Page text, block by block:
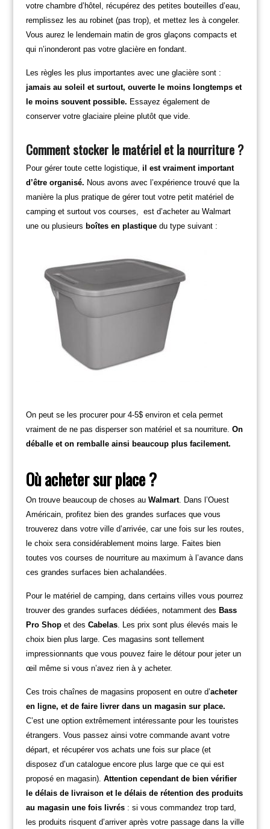
votre chambre d’hôtel, récupérez des petites bouteilles d’eau,
remplissez les au robinet (pas trop), et mettez les à congeler.
Vous aurez le lendemain matin de gros glaçons compacts et
qui n’inonderont pas votre glacière en fondant.
Les règles les plus importantes avec une glacière sont :
jamais au soleil et surtout, ouverte le moins longtemps et
le moins souvent possible. Essayez également de
conserver votre glaciaire pleine plutôt que vide.
Comment stocker le matériel et la nourriture ?
Pour gérer toute cette logistique, il est vraiment important
d’être organisé. Nous avons avec l’expérience trouvé que la
manière la plus pratique de gérer tout votre petit matériel de
camping et surtout vos courses, est d’acheter au Walmart
une ou plusieurs boîtes en plastiquedu type suivant :
On peut se les procurer pour 4-5$ environ et cela permet
vraiment de ne pas disperser son matériel et sa nourriture. On
déballe et on remballe ainsi beaucoup plus facilement.
Où acheter sur place ?
On trouve beaucoup de choses au Walmart. Dans l’Ouest
Américain, profitez bien des grandes surfaces que vous
trouverez dans votre ville d’arrivée, car une fois sur les routes,
le choix sera considérablement moins large. Faites bien
toutes vos courses de nourriture au maximum à l’avance dans
ces grandes surfaces bien achalandées.
Pour le matériel de camping, dans certains villes vous pourrez
trouver des grandes surfaces dédiées, notamment des Bass
Pro Shop et des Cabelas. Les prix sont plus élevés mais le
choix bien plus large. Ces magasins sont tellement
impressionnants que vous pouvez faire le détour pour jeter un
œil même si vous n’avez rien à y acheter.
Ces trois chaînes de magasins proposent en outre d’acheter
en ligne, et de faire livrer dans un magasin sur place.
C’est une option extrêmement intéressante pour les touristes
étrangers. Vous passez ainsi votre commande avant votre
départ, et récupérer vos achats une fois sur place (et
disposez d’un catalogue encore plus large que ce qui est
proposé en magasin). Attention cependant de bien vérifier
le délais de livraison et le délais de rétention des produits
au magasin une fois livrés: si vous commandez trop tard,
les produits risquent d’arriver après votre passage dans la ville